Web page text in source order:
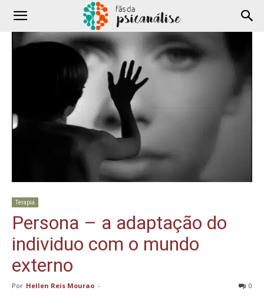
Terapia
Persona – a adaptação do
individuo com o mundo
externo
Por Hellen Reis Mourao - 0